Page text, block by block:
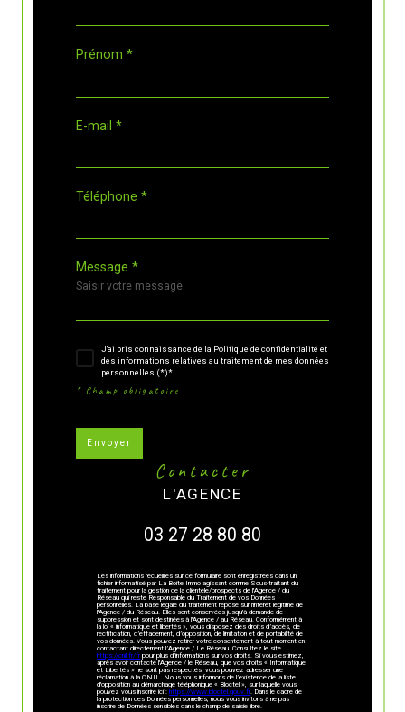
Prénom *
E-mail *
Téléphone *
Message *
J'ai pris connaissance de la Politique de confidentialité et
des informations relatives au traitement de mes données
personnelles (*)*
* Champ obligatoire
Envoyer
contacter
L'AGENCE
03 27 28 80 80
Les informations recueillies sur ce formulaire sont enregistrées dans un
fichier informatisé par La Boite Immo agissant comme Sous-traitant du
traitement pour la gestion de la clientèle/prospects de l'Agence / du
Réseau qui reste Responsable du Traitement de vos Données
personnelles. La base légale du traitement repose sur l'intérêt légitime de
l'Agence / du Réseau. Elles sont conservées jusqu'à demande de
suppression et sont destinées à l'Agence / au Réseau. Conformément à
la loi « informatique et libertés », vous disposez des droits d’accès, de
rectification, d’effacement, d’opposition, de limitation et de portabilité de
vos données. Vous pouvez retirer votre consentement à tout moment en
contactant directement l’Agence / Le Réseau. Consultez le site
https://cnil.fr/fr pour plus d’informations sur vos droits. Si vous estimez,
après avoir contacté l'Agence / le Réseau, que vos droits « Informatique
et Libertés » ne sont pas respectés, vous pouvez adresser une
réclamation à la CNIL. Nous vous informons de l’existence de la liste
d'opposition au démarchage téléphonique « Bloctel », sur laquelle vous
pouvez vous inscrire ici :https://www.bloctel.gouv.fr. Dans le cadre de
la protection des Données personnelles, nous vous invitons à ne pas
inscrire de Données sensibles dans le champ de saisie libre.